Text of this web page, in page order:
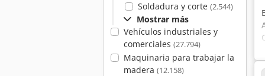
Soldadura y corte (2.544)
Mostrar más
Vehículos industriales y
comerciales (27.794)
Maquinaria para trabajar la
madera (12.158)